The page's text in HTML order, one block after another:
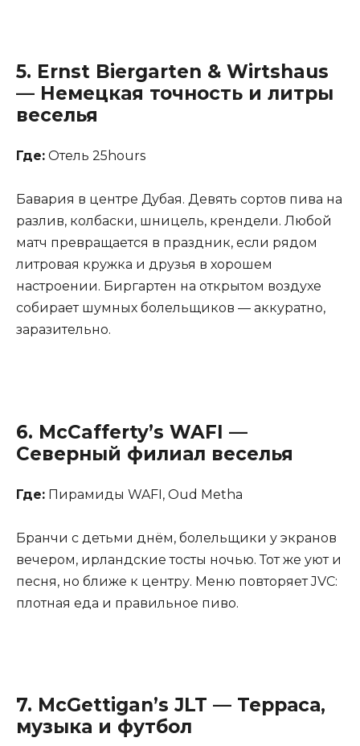
5. Ernst Biergarten & Wirtshaus
— Немецкая точность и литры
веселья
Где: Отель 25hours
Бавария в центре Дубая. Девять сортов пива на
разлив, колбаски, шницель, крендели. Любой
матч превращается в праздник, если рядом
литровая кружка и друзья в хорошем
настроении. Биргартен на открытом воздухе
собирает шумных болельщиков — аккуратно,
заразительно.
6. McCafferty’s WAFI —
Северный филиал веселья
Где: Пирамиды WAFI, Oud Metha
Бранчи с детьми днём, болельщики у экранов
вечером, ирландские тосты ночью. Тот же уют и
песня, но ближе к центру. Меню повторяет JVC:
плотная еда и правильное пиво.
7. McGettigan’s JLT — Терраса,
музыка и футбол